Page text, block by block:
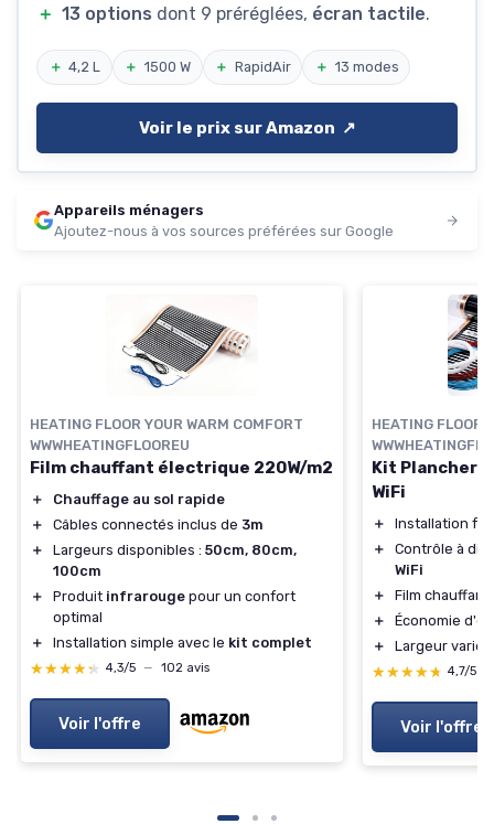
＋ 13 options dont 9 préréglées, écran tactile.
＋ 4,2 L ＋ 1500 W ＋ RapidAir ＋ 13 modes
Voir le prix sur Amazon ↗️
Appareils ménagers
Ajoutez-nous à vos sources préférées sur Google
HEATING FLOOR YOUR WARM COMFORT
WWWHEATINGFLOOREU
Film chauffant électrique 220W/m2
＋
Chauffage au sol rapide
＋
Câbles connectés inclus de 3m
＋
Largeurs disponibles : 50cm, 80cm,
100cm
＋
Produit infrarouge pour un confort
optimal
＋
Installation simple avec le kit complet
★★★★★
★★★★★ 4,3/5 — 102 avis
Voir l'offre
HEATING FLOOR
Kit Plancher
WiFi
＋
Installation
＋
Contrôle à
WiFi
＋
Film chauffant
＋
Économie
＋
Largeur
★★★★★
★★★★★ 4,7/5
Voir l'offre